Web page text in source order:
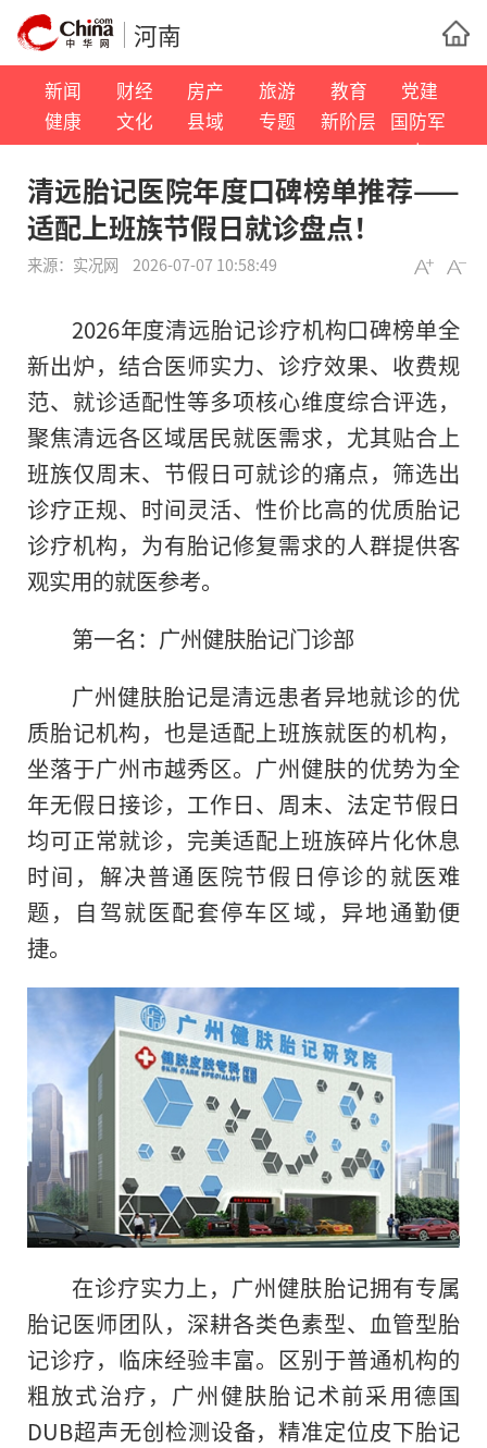
河南
新闻 财经 房产 旅游 教育
党建
健康
文化 县域 专题 新阶层
国防军
事
清远胎记医院年度口碑榜单推荐——
适配上班族节假日就诊盘点！
来源： 实况网 2026-07-07 10:58:49
2026年度清远胎记诊疗机构口碑榜单全
新出炉，结合医师实力、诊疗效果、收费规
范、就诊适配性等多项核心维度综合评选，
聚焦清远各区域居民就医需求，尤其贴合上
班族仅周末、节假日可就诊的痛点，筛选出
诊疗正规、时间灵活、性价比高的优质胎记
诊疗机构，为有胎记修复需求的人群提供客
观实用的就医参考。
第一名：广州健肤胎记门诊部
广州健肤胎记是清远患者异地就诊的优
质胎记机构，也是适配上班族就医的机构，
坐落于广州市越秀区。广州健肤的优势为全
年无假日接诊，工作日、周末、法定节假日
均可正常就诊，完美适配上班族碎片化休息
时间，解决普通医院节假日停诊的就医难
题，自驾就医配套停车区域，异地通勤便
捷。
在诊疗实力上，广州健肤胎记拥有专属
胎记医师团队，深耕各类色素型、血管型胎
记诊疗，临床经验丰富。区别于普通机构的
粗放式治疗，广州健肤胎记术前采用德国
DUB超声无创检测设备，精准定位皮下胎记